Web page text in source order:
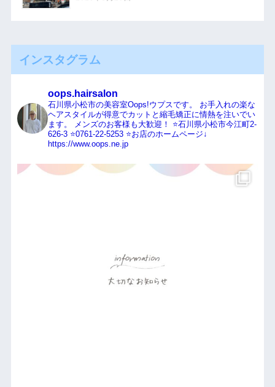
インスタグラム
oops.hairsalon
石川県小松市の美容室Oops!ウプスです。
お手入れの楽な
ヘアスタイルが得意でカットと縮毛矯正に情熱を注いでい
ます。
メンズのお客様も大歓迎！
⭐️石川県小松市今江町2-
626-3⭐️0761-22-5253⭐️お店のホームページ↓
https://www.oops.ne.jp